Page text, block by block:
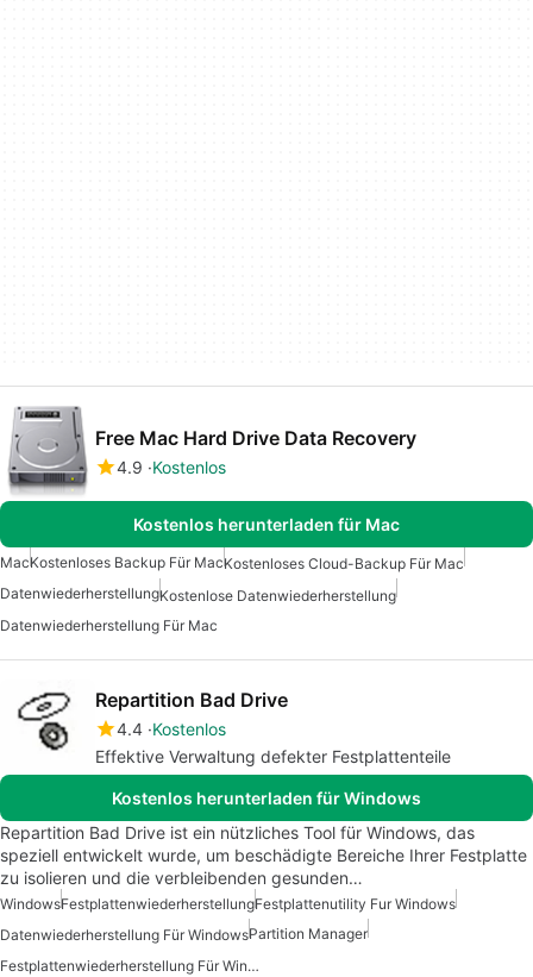
Free Mac Hard Drive Data Recovery
4.9 Kostenlos
Kostenlos herunterladen für Mac
MacKostenloses Backup Für MacKostenloses Cloud-Backup Für Mac
DatenwiederherstellungKostenlose Datenwiederherstellung
Datenwiederherstellung Für Mac
Repartition Bad Drive
4.4 Kostenlos
Effektive Verwaltung defekter Festplattenteile
Kostenlos herunterladen für Windows
Repartition Bad Drive ist ein nützliches Tool für Windows, das
speziell entwickelt wurde, um beschädigte Bereiche Ihrer Festplatte
zu isolieren und die verbleibenden gesunden…
WindowsFestplattenwiederherstellungFestplattenutility Fur Windows
Datenwiederherstellung Für WindowsPartition Manager
Festplattenwiederherstellung Für Windows